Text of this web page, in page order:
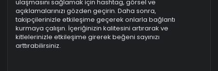
ulaşmasını sağlamak için hashtag, görsel ve
açıklamalarınızı gözden geçirin. Daha sonra,
takipçilerinizle etkileşime geçerek onlarla bağlantı
kurmaya çalışın. İçeriğinizin kalitesini artırarak ve
kitlelerinizle etkileşime girerek beğeni sayınızı
arttırabilirsiniz.